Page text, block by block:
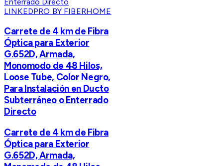
LINKEDPRO BY FIBERHOME
Carrete de 4 km de Fibra
Óptica para Exterior
G.652D, Armada,
Monomodo de 48 Hilos,
Loose Tube, Color Negro,
Para Instalación en Ducto
Subterráneo o Enterrado
Directo
Carrete de 4 km de Fibra
Óptica para Exterior
G.652D, Armada,